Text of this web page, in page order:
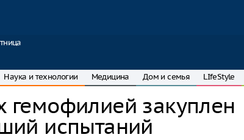
Наука и технологии Медицина Дом и семья LIfeStyle
закуплен
испытаний